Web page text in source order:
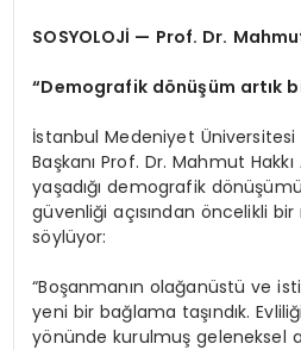
SOSYOLOJİ — Prof. Dr.
“Demografik dönüşüm artık
İstanbul Medeniyet Üniversitesi
Başkanı Prof. Dr. Mahmut Hakkı
yaşadığı demografik
güvenliği açısından öncelikli
söylüyor:
“Boşanmanın olağanüstü ve
yeni bir bağlama taşındık.
yönünde kurulmuş geleneksel